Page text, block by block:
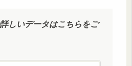
しいデータはこちらをご